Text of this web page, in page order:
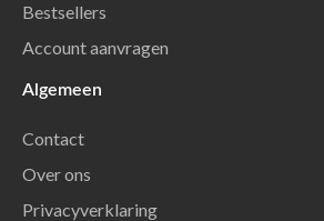
Bestsellers
Account aanvragen
Algemeen
Contact
Over ons
Privacyverklaring